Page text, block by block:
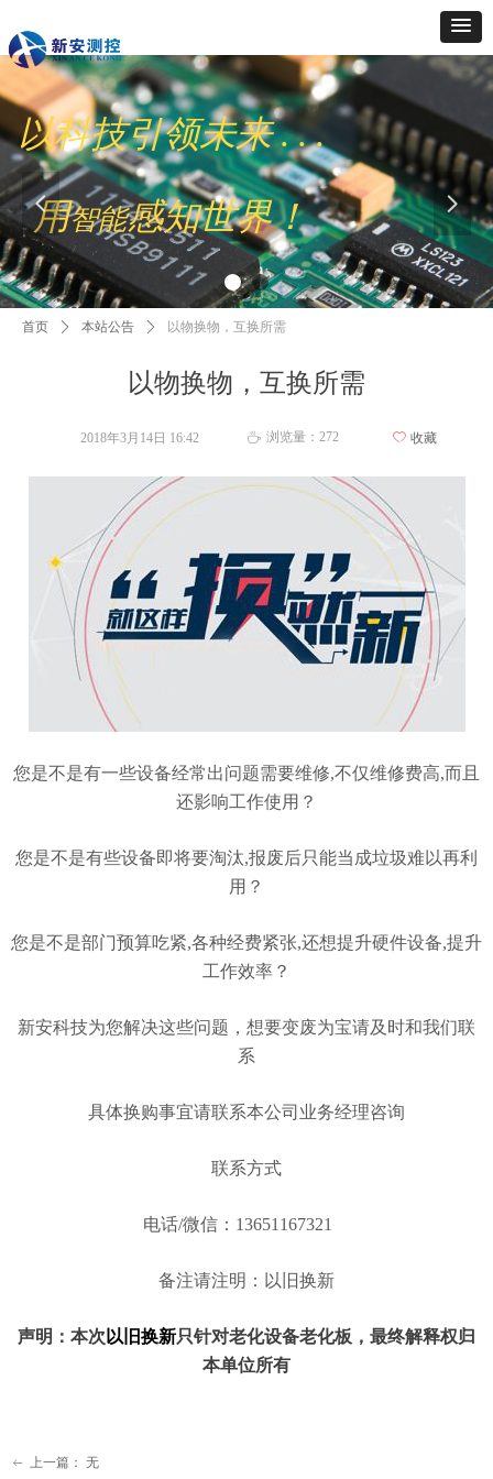
以科技引领未来 . . .
用智能感知世界！
넳 넲
以物换物，互换所需
首页 ꄲ 本站公告 ꄲ 以物换物，互换所需
您是不是有一些设备经常出问题需要维修,不仅维修费高,而且
还影响工作使用？
您是不是有些设备即将要淘汰,报废后只能当成垃圾难以再利
用？
您是不是部门预算吃紧,各种经费紧张,还想提升硬件设备,提升
工作效率？
新安科技为您解决这些问题，想要变废为宝请及时和我们联
系
具体换购事宜请联系本公司业务经理咨询
联系方式
电话/微信：13651167321
备注请注明：以旧换新
声明：本次 以旧换新只针对老化设备老化板，最终解释权归
本单位所有
2018年3月14日 16:42 ꄘ 浏览量： 272 ꄀ 收藏
ꂃ 上一篇： 无